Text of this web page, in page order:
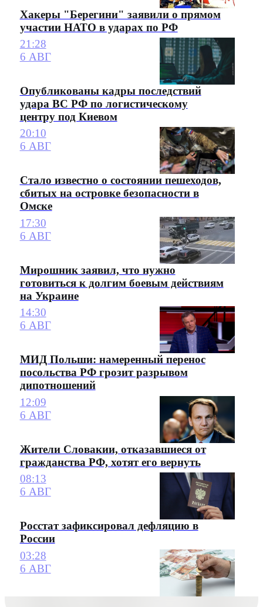
Хакеры "Берегини" заявили о прямом
участии НАТО в ударах по РФ
21:28
6 АВГ
Опубликованы кадры последствий
удара ВС РФ по логистическому
центру под Киевом
20:10
6 АВГ
Стало известно о состоянии пешеходов,
сбитых на островке безопасности в
Омске
17:30
6 АВГ
Мирошник заявил, что нужно
готовиться к долгим боевым действиям
на Украине
14:30
6 АВГ
МИД Польши: намеренный перенос
посольства РФ грозит разрывом
дипотношений
12:09
6 АВГ
Жители Словакии, отказавшиеся от
гражданства РФ, хотят его вернуть
08:13
6 АВГ
Росстат зафиксировал дефляцию в
России
03:28
6 АВГ